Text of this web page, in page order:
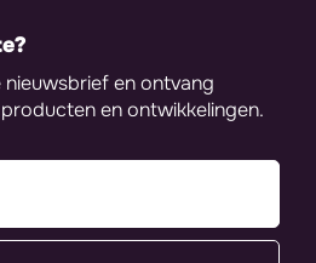
en ontvang
en ontwikkelingen.